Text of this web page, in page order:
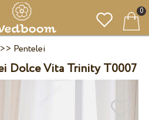
0
Pentelei
Dolce Vita Trinity T0007